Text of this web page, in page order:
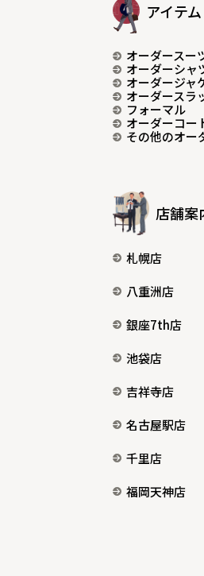
アイテム
オーダースー
オーダーシャ
オーダージャ
オーダースラ
フォーマル
オーダーコー
その他のオー
店舗案
札幌店
八重洲店
銀座7th店
池袋店
吉祥寺店
名古屋駅店
千里店
福岡天神店